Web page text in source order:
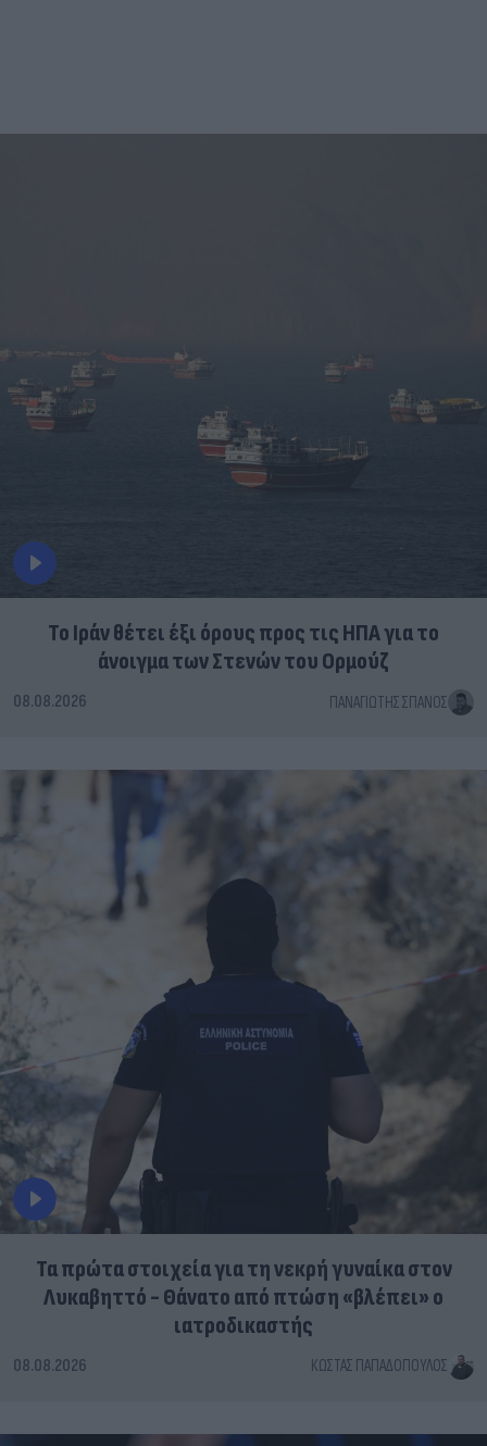
Το Ιράν θέτει έξι όρους προς τις ΗΠΑ για το
άνοιγμα των Στενών του Ορμούζ
08.08.2026 ΠΑΝΑΓΙΏΤΗΣ ΣΠΑΝΌΣ
Τα πρώτα στοιχεία για τη νεκρή γυναίκα στον
Λυκαβηττό - Θάνατο από πτώση «βλέπει» ο
ιατροδικαστής
08.08.2026 ΚΏΣΤΑΣ ΠΑΠΑΔΌΠΟΥΛΟΣ